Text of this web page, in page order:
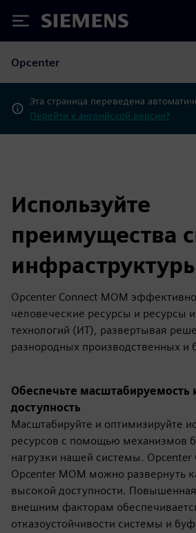
Siemens
Opcenter
Эта страница переведена
Перейти к английской версии?
Используйте
преимущества
Opcenter Connect MOM
человеческие ресурсы и ресурсы
технологий (ИТ), развертывая
разнородных производственных и
Обеспечьте масштабируемость
доступность
Масштабируйте и оптимизируйте
ресурсов с помощью механизмов
нагрузки нашей системы. Opcenter
Opcenter MOM можно развернуть
высокой доступности. Повышенная
внешним факторам
отказоустойчивости системы и